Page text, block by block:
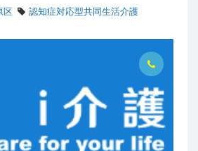
区
認知症対応型共同生活介護